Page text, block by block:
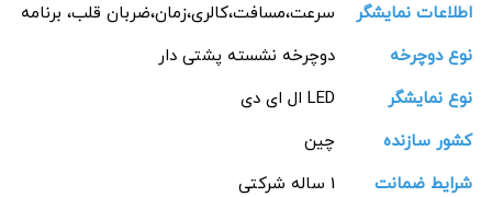
اطلاعات نمایشگر
سرعت،مسافت،کالری،زمان،ضربان قلب، برنامه
نوع دوچرخه
دوچرخه نشسته پشتی دار
نوع نمایشگر
LED ال ای دی
کشور سازنده
چین
شرایط ضمانت
1 ساله شرکتی